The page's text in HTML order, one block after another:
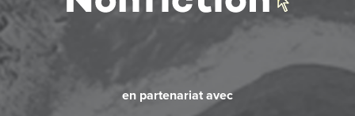
en partenariat avec